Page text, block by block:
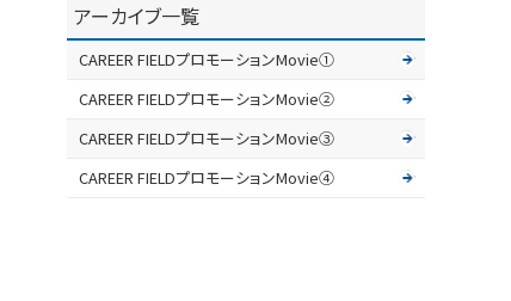
アーカイブ一覧
CAREER FIELDプロモーションMovie①
CAREER FIELDプロモーションMovie②
CAREER FIELDプロモーションMovie③
CAREER FIELDプロモーションMovie④